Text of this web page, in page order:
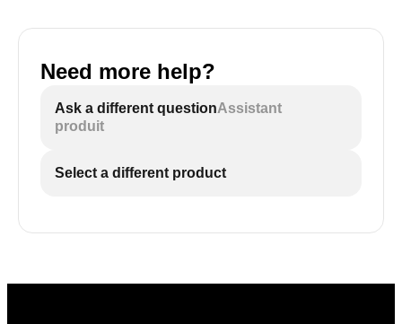
Need more help?
Ask a different questionAssistant
produit
Select a different product